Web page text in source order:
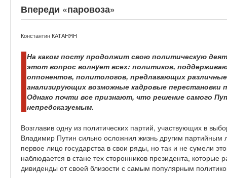
Впереди «паровоза»
Константин КАТАНЯН
На каком посту продолжит свою политическую
этот вопрос волнует всех: политиков,
оппонентов, политологов, предлагающих
анализирующих возможные кадровые перестановки
Однако почти все признают, что решение самого
непредсказуемым.
Возглавив одну из политических партий, участвующих в
Владимир Путин сильно осложнил жизнь другим партийным
первое лицо государства в свои ряды, но так и не сумели
наблюдается в стане тех сторонников президента, которые
дивиденды от своей близости с самым популярным